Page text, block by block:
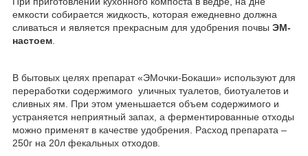
емкости собирается жидкость, которая ежедневно должна
сливаться и является прекрасным для удобрения почвы ЭМ-
настоем
В бытовых целях препарат «ЭМочки-Бокаши» используют для
переработки содержимого уличных туалетов, биотуалетов и
сливных ям. При этом уменьшается объем содержимого и
устраняется неприятный запах, а ферментированные отходы
можно применят в качестве удобрения. Расход препарата –
250г на 20л фекальных отходов.